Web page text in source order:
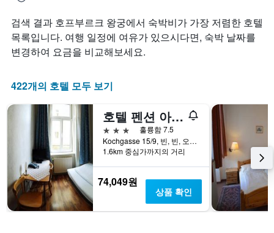
검색 결과 호프부르크 왕궁에서 숙박비가 가장 저렴한 호텔
목록입니다. 여행 일정에 여유가 있으시다면, 숙박 날짜를
변경하여 요금을 비교해보세요.
422개의 호텔 모두 보기
호텔 펜션 아르피
3성급
훌륭함 7.5
Kochgasse 15/9, 빈, 빈, 오스트리아
1.6km 중심가까지의 거리
74,049원
상품 확인